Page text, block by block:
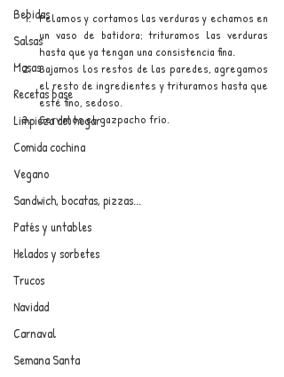
Bebidas
Salsas
Masas
Recetas base
Limpieza del hogar
Comida cochina
Vegano
Sandwich, bocatas, pizzas...
Patés y untables
Helados y sorbetes
Trucos
Navidad
Carnaval
Semana Santa
Pelamos y cortamos las verduras y echamos en
un vaso de batidora; trituramos las verduras
hasta que ya tengan una consistencia fina.
Bajamos los restos de las paredes, agregamos
el resto de ingredientes y trituramos hasta que
esté fino, sedoso.
Servimos el gazpacho frío.